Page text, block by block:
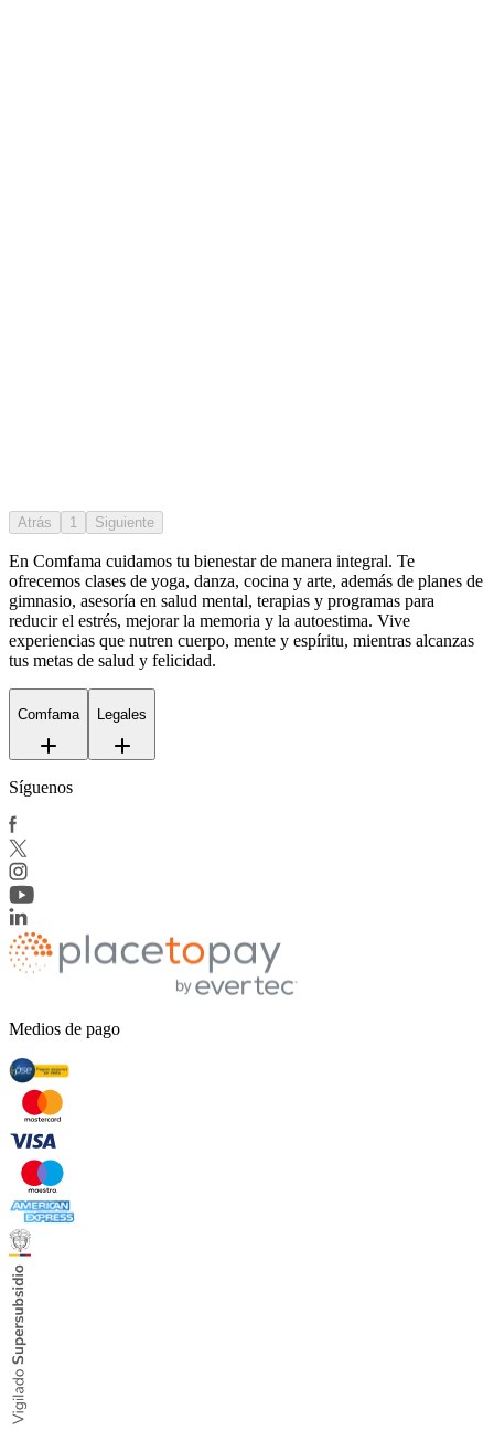
Atrás 1 Siguiente
En Comfama cuidamos tu bienestar de manera integral. Te
ofrecemos clases de yoga, danza, cocina y arte, además de planes de
gimnasio, asesoría en salud mental, terapias y programas para
reducir el estrés, mejorar la memoria y la autoestima. Vive
experiencias que nutren cuerpo, mente y espíritu, mientras alcanzas
tus metas de salud y felicidad.
Comfama Legales
Síguenos
Medios de pago